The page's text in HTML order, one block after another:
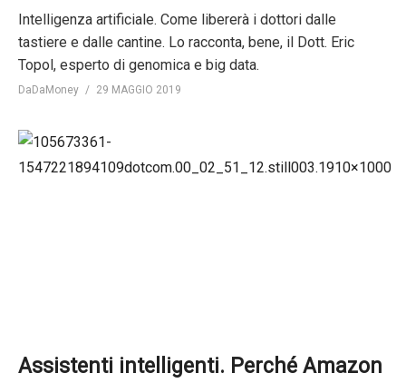
Intelligenza artificiale. Come libererà i dottori dalle
tastiere e dalle cantine. Lo racconta, bene, il Dott. Eric
Topol, esperto di genomica e big data.
DaDaMoney 29 MAGGIO 2019
Assistenti intelligenti. Perché Amazon